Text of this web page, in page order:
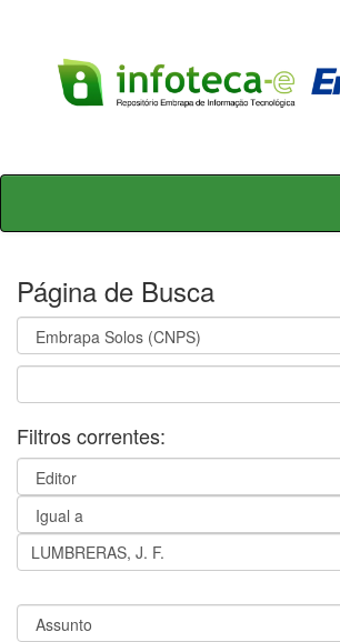
Skip
Página de Busca
Filtros correntes: